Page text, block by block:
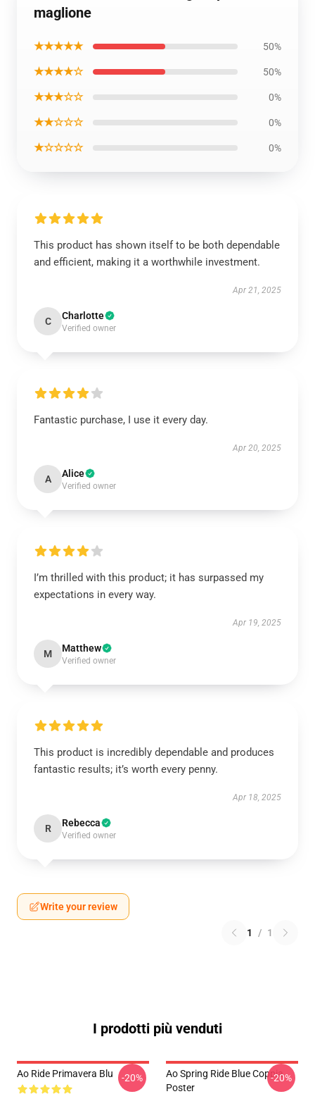
maglione
★★★★★ 50%
★★★★☆ 50%
★★★☆☆ 0%
★★☆☆☆ 0%
★☆☆☆☆ 0%
This product has shown itself to be both dependable
and efficient, making it a worthwhile investment.
Apr 21, 2025
C Charlotte
Verified owner
Fantastic purchase, I use it every day.
Apr 20, 2025
A Alice
Verified owner
I’m thrilled with this product; it has surpassed my
expectations in every way.
Apr 19, 2025
M Matthew
Verified owner
This product is incredibly dependable and produces
fantastic results; it’s worth every penny.
Apr 18, 2025
R Rebecca
Verified owner
Write your review
1 / 1
I prodotti più venduti
Ao Ride Primavera Blu -20%
Ao Spring Ride Blue Coppia
Poster
-20%